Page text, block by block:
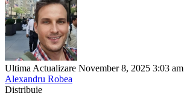
Ultima Actualizare November 8, 2025 3:03 am
Alexandru Robea
Distribuie